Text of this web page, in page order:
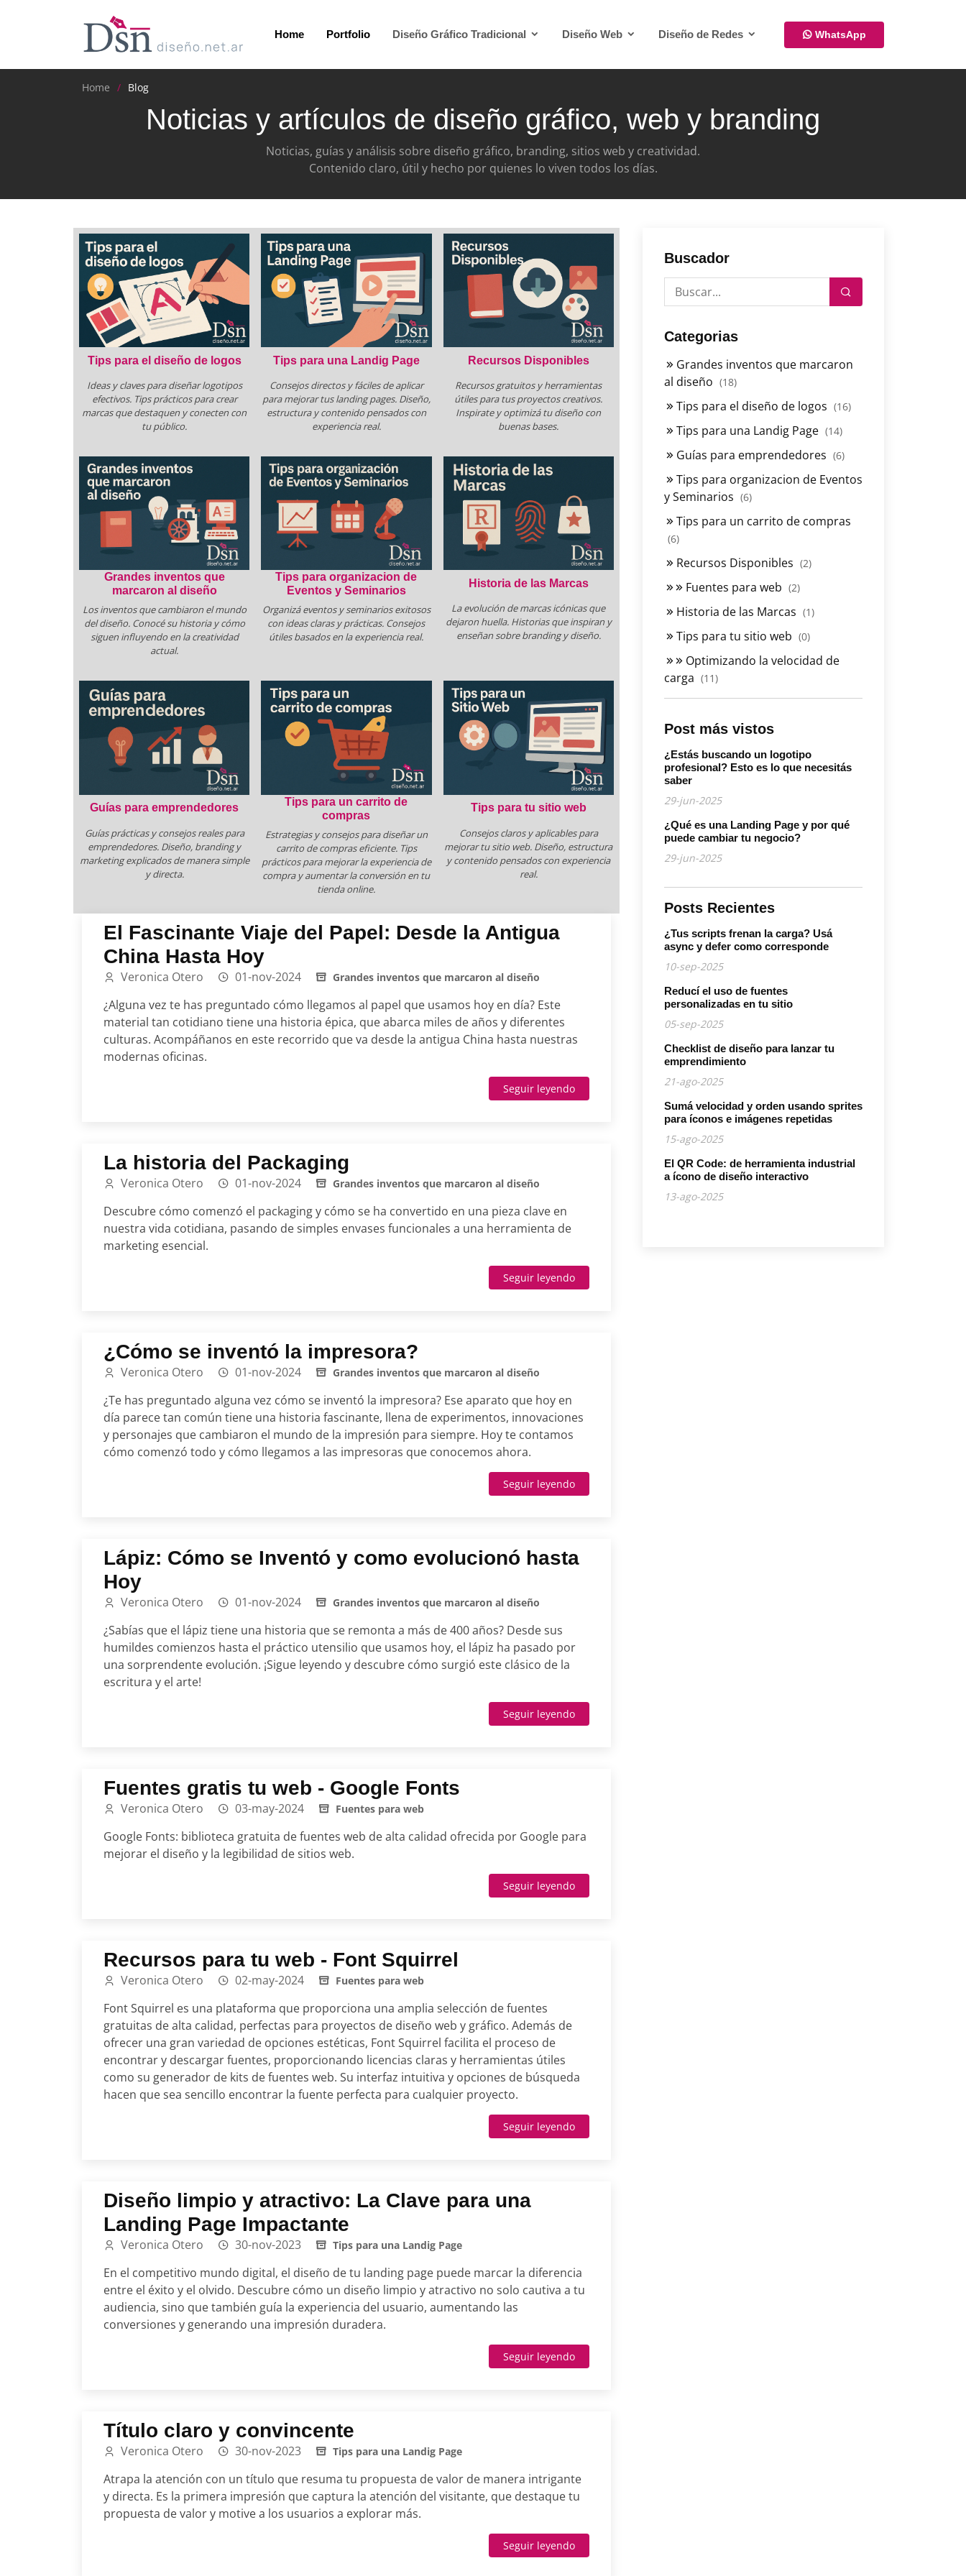
Home Portfolio Diseño Gráfico Tradicional Diseño Web Diseño de Redes WhatsApp
Home Blog
Noticias y artículos de diseño gráfico, web y branding
Noticias, guías y análisis sobre diseño gráfico, branding, sitios web y creatividad.
Contenido claro, útil y hecho por quienes lo viven todos los días.
Buscador
Categorias
Grandes inventos que marcaron
al diseño (18)
Tips para el diseño de logos (16)
Tips para una Landig Page (14)
Guías para emprendedores (6)
Tips para organizacion de Eventos
y Seminarios (6)
Tips para un carrito de compras
(6)
Recursos Disponibles (2)
Fuentes para web (2)
Historia de las Marcas (1)
Tips para tu sitio web (0)
Optimizando la velocidad de
carga (11)
Post más vistos
¿Estás buscando un logotipo
profesional? Esto es lo que necesitás
saber
29-jun-2025
¿Qué es una Landing Page y por qué
puede cambiar tu negocio?
29-jun-2025
Posts Recientes
¿Tus scripts frenan la carga? Usá
async y defer como corresponde
10-sep-2025
Reducí el uso de fuentes
personalizadas en tu sitio
05-sep-2025
Checklist de diseño para lanzar tu
emprendimiento
21-ago-2025
Sumá velocidad y orden usando sprites
para íconos e imágenes repetidas
15-ago-2025
El QR Code: de herramienta industrial
a ícono de diseño interactivo
13-ago-2025
Tips para el diseño de logos
Ideas y claves para diseñar logotipos
efectivos. Tips prácticos para crear
marcas que destaquen y conecten con
tu público.
Tips para una Landig Page
Consejos directos y fáciles de aplicar
para mejorar tus landing pages. Diseño,
estructura y contenido pensados con
experiencia real.
Recursos Disponibles
Recursos gratuitos y herramientas
útiles para tus proyectos creativos.
Inspirate y optimizá tu diseño con
buenas bases.
Grandes inventos que
marcaron al diseño
Los inventos que cambiaron el mundo
del diseño. Conocé su historia y cómo
siguen influyendo en la creatividad
actual.
Tips para organizacion de
Eventos y Seminarios
Organizá eventos y seminarios exitosos
con ideas claras y prácticas. Consejos
útiles basados en la experiencia real.
Historia de las Marcas
La evolución de marcas icónicas que
dejaron huella. Historias que inspiran y
enseñan sobre branding y diseño.
Guías para emprendedores
Guías prácticas y consejos reales para
emprendedores. Diseño, branding y
marketing explicados de manera simple
y directa.
Tips para un carrito de
compras
Estrategias y consejos para diseñar un
carrito de compras eficiente. Tips
prácticos para mejorar la experiencia de
compra y aumentar la conversión en tu
tienda online.
Tips para tu sitio web
Consejos claros y aplicables para
mejorar tu sitio web. Diseño, estructura
y contenido pensados con experiencia
real.
El Fascinante Viaje del Papel: Desde la Antigua
China Hasta Hoy
Veronica Otero 01-nov-2024 Grandes inventos que marcaron al diseño
¿Alguna vez te has preguntado cómo llegamos al papel que usamos hoy en día? Este
material tan cotidiano tiene una historia épica, que abarca miles de años y diferentes
culturas. Acompáñanos en este recorrido que va desde la antigua China hasta nuestras
modernas oficinas.
Seguir leyendo
La historia del Packaging
Veronica Otero 01-nov-2024 Grandes inventos que marcaron al diseño
Descubre cómo comenzó el packaging y cómo se ha convertido en una pieza clave en
nuestra vida cotidiana, pasando de simples envases funcionales a una herramienta de
marketing esencial.
Seguir leyendo
¿Cómo se inventó la impresora?
Veronica Otero 01-nov-2024 Grandes inventos que marcaron al diseño
¿Te has preguntado alguna vez cómo se inventó la impresora? Ese aparato que hoy en
día parece tan común tiene una historia fascinante, llena de experimentos, innovaciones
y personajes que cambiaron el mundo de la impresión para siempre. Hoy te contamos
cómo comenzó todo y cómo llegamos a las impresoras que conocemos ahora.
Seguir leyendo
Lápiz: Cómo se Inventó y como evolucionó hasta
Hoy
Veronica Otero 01-nov-2024 Grandes inventos que marcaron al diseño
¿Sabías que el lápiz tiene una historia que se remonta a más de 400 años? Desde sus
humildes comienzos hasta el práctico utensilio que usamos hoy, el lápiz ha pasado por
una sorprendente evolución. ¡Sigue leyendo y descubre cómo surgió este clásico de la
escritura y el arte!
Seguir leyendo
Fuentes gratis tu web - Google Fonts
Veronica Otero 03-may-2024 Fuentes para web
Google Fonts: biblioteca gratuita de fuentes web de alta calidad ofrecida por Google para
mejorar el diseño y la legibilidad de sitios web.
Seguir leyendo
Recursos para tu web - Font Squirrel
Veronica Otero 02-may-2024 Fuentes para web
Font Squirrel es una plataforma que proporciona una amplia selección de fuentes
gratuitas de alta calidad, perfectas para proyectos de diseño web y gráfico. Además de
ofrecer una gran variedad de opciones estéticas, Font Squirrel facilita el proceso de
encontrar y descargar fuentes, proporcionando licencias claras y herramientas útiles
como su generador de kits de fuentes web. Su interfaz intuitiva y opciones de búsqueda
hacen que sea sencillo encontrar la fuente perfecta para cualquier proyecto.
Seguir leyendo
Diseño limpio y atractivo: La Clave para una
Landing Page Impactante
Veronica Otero 30-nov-2023 Tips para una Landig Page
En el competitivo mundo digital, el diseño de tu landing page puede marcar la diferencia
entre el éxito y el olvido. Descubre cómo un diseño limpio y atractivo no solo cautiva a tu
audiencia, sino que también guía la experiencia del usuario, aumentando las
conversiones y generando una impresión duradera.
Seguir leyendo
Título claro y convincente
Veronica Otero 30-nov-2023 Tips para una Landig Page
Atrapa la atención con un título que resuma tu propuesta de valor de manera intrigante
y directa. Es la primera impresión que captura la atención del visitante, que destaque tu
propuesta de valor y motive a los usuarios a explorar más.
Seguir leyendo